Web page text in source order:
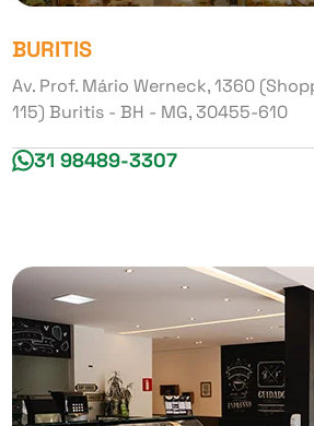
BURITIS
Av. Prof. Mário Werneck, 1360
115) Buritis - BH - MG, 30455-610
31 98489-3307